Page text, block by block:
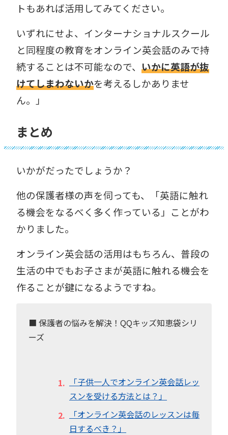
トもあれば活用してみてください。
いずれにせよ、インターナショナルスクール
と同程度の教育をオンライン英会話のみで持
続することは不可能なので、 いかに英語が抜
けてしまわないかを考えるしかありませ
ん。」
まとめ
いかがだったでしょうか？
他の保護者様の声を伺っても、「英語に触れ
る機会をなるべく多く作っている」ことがわ
かりました。
オンライン英会話の活用はもちろん、普段の
生活の中でもお子さまが英語に触れる機会を
作ることが鍵になるようですね。
■ 保護者の悩みを解決！QQキッズ知恵袋シリ
ーズ
「子供一人でオンライン英会話レッ
スンを受ける方法とは？」
「オンライン英会話のレッスンは毎
日するべき？」